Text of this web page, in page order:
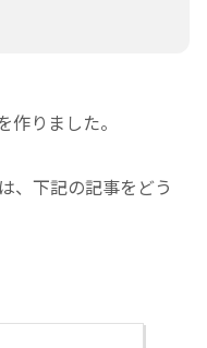
りました。
、下記の記事をどう